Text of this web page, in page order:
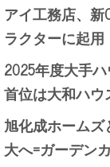
アイ工務店、新
ラクターに起用
2025年度大手
首位は大和ハ
旭化成ホーム
大へ=ガーデン